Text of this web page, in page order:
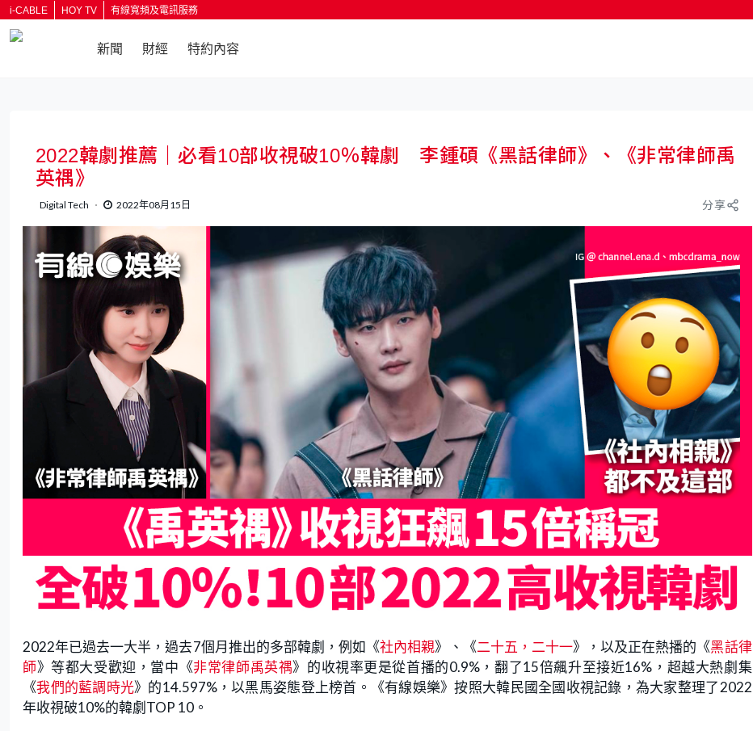
i-CABLE HOY TV 有線寬頻及電訊服務
新聞 財經 特約內容
2022韓劇推薦｜必看10部收視破10％韓劇 李鍾碩《黑話律師》、《非常律師禹
英禑》
Digital Tech 2022年08月15日 分享
2022年已過去一大半，過去7個月推出的多部韓劇，例如《社內相親》、《二十五，二十一》，以及正在熱播的《黑話律
師》等都大受歡迎，當中《非常律師禹英禑》的收視率更是從首播的0.9%，翻了15倍飆升至接近16%，超越大熱劇集
《我們的藍調時光》的14.597%，以黑馬姿態登上榜首。《有線娛樂》按照大韓民國全國收視記錄，為大家整理了2022
年收視破10%的韓劇TOP 10。